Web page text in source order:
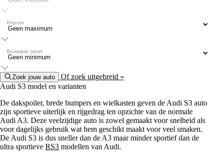
Prijs tot
Bouwjaar vanaf
Zoek jouw auto
Of zoek uitgebreid »
Audi S3 model en varianten
De dakspoiler, brede bumpers en wielkasten geven de Audi S3 auto
zijn sportieve uiterlijk en rijgedrag ten opzichte van de normale
Audi A3. Deze veelzijdige auto is zowel gemaakt voor snelheid als
voor dagelijks gebruik wat hem geschikt maakt voor veel smaken.
De Audi S3 is dus sneller dan de A3 maar minder sportief dan de
ultra sportieve RS3 modellen van Audi.